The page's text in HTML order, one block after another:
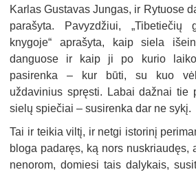
Karlas Gustavas Jungas, ir Rytuose
parašyta. Pavyzdžiui, „Tibetiečių
knygoje“ aprašyta, kaip siela
danguose ir kaip ji po kurio
pasirenka – kur būti, su kuo
uždavinius spręsti. Labai dažnai tie
sielų spiečiai – susirenka dar ne sykį.
Tai ir teikia viltį, ir netgi istorinį
bloga padaręs, ką nors nuskriaudęs,
nenorom, domiesi tais dalykais,